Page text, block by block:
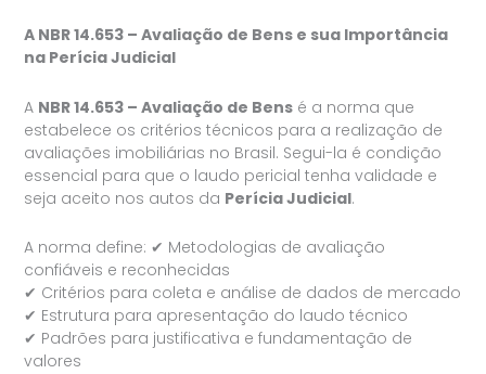
A NBR 14.653 – Avaliação de Bens e sua Importância
na Perícia Judicial
A NBR 14.653 – Avaliação de Bens é a norma que
estabelece os critérios técnicos para a realização de
avaliações imobiliárias no Brasil. Segui-la é condição
essencial para que o laudo pericial tenha validade e
seja aceito nos autos da Perícia Judicial.
A norma define: ✔ Metodologias de avaliação
confiáveis e reconhecidas
✔ Critérios para coleta e análise de dados de mercado
✔ Estrutura para apresentação do laudo técnico
✔ Padrões para justificativa e fundamentação de
valores